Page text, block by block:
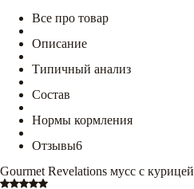
Все про товар
Описание
Типичный анализ
Состав
Нормы кормления
Отзывы6
Gourmet Revelations мусс с курицей